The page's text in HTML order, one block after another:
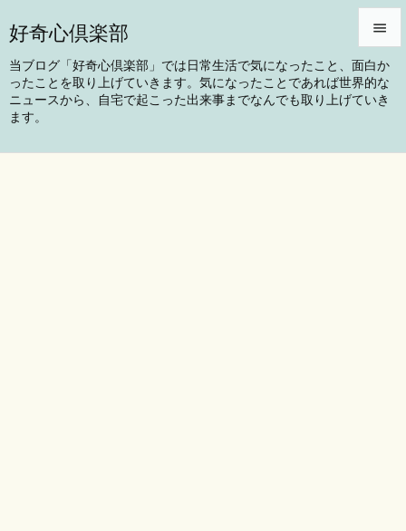
好奇心倶楽部
当ブログ「好奇心倶楽部」では日常生活で気になったこと、面白か
ったことを取り上げていきます。気になったことであれば世界的な
ニュースから、自宅で起こった出来事までなんでも取り上げていき
ます。


メニュ

